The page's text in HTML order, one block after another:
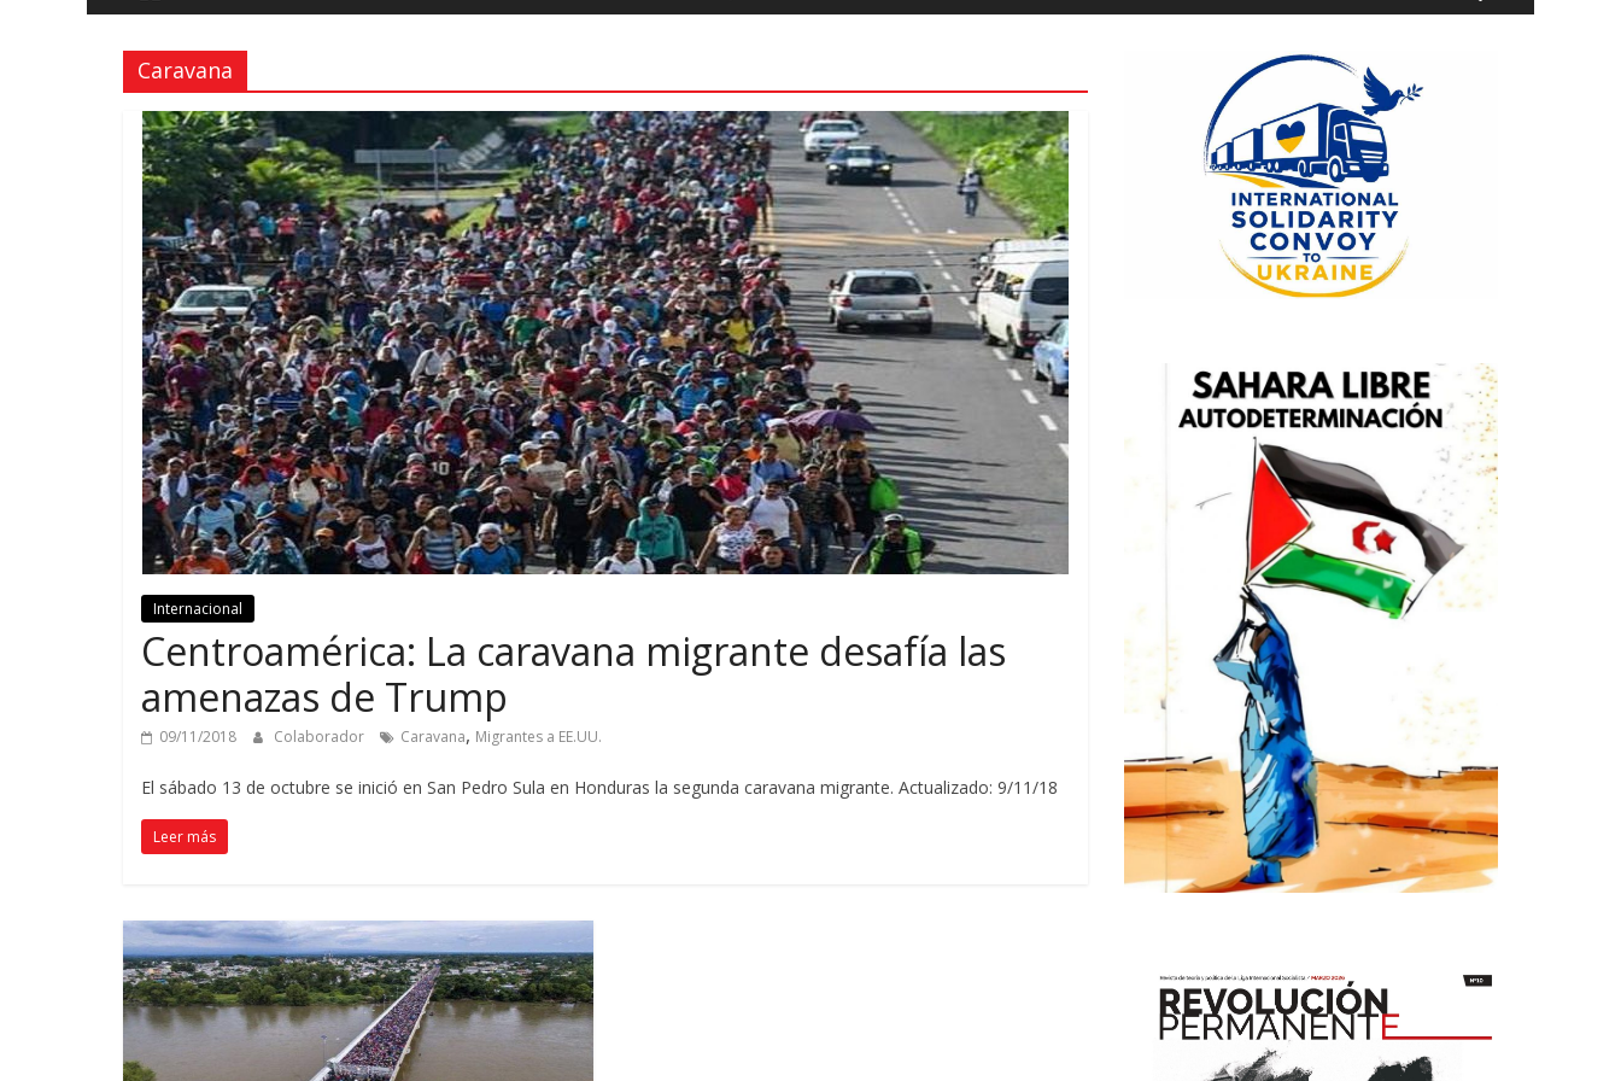
Libertad
Caravana
Internacional
Centroamérica: La caravana migrante desafía las
amenazas de Trump
09/11/2018 Colaborador Caravana, Migrantes a EE.UU.
El sábado 13 de octubre se inició en San Pedro Sula en Honduras la segunda caravana migrante. Actualizado: 9/11/18
Leer más